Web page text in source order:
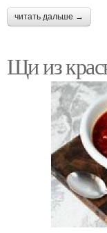
читать дальше →
Щи из